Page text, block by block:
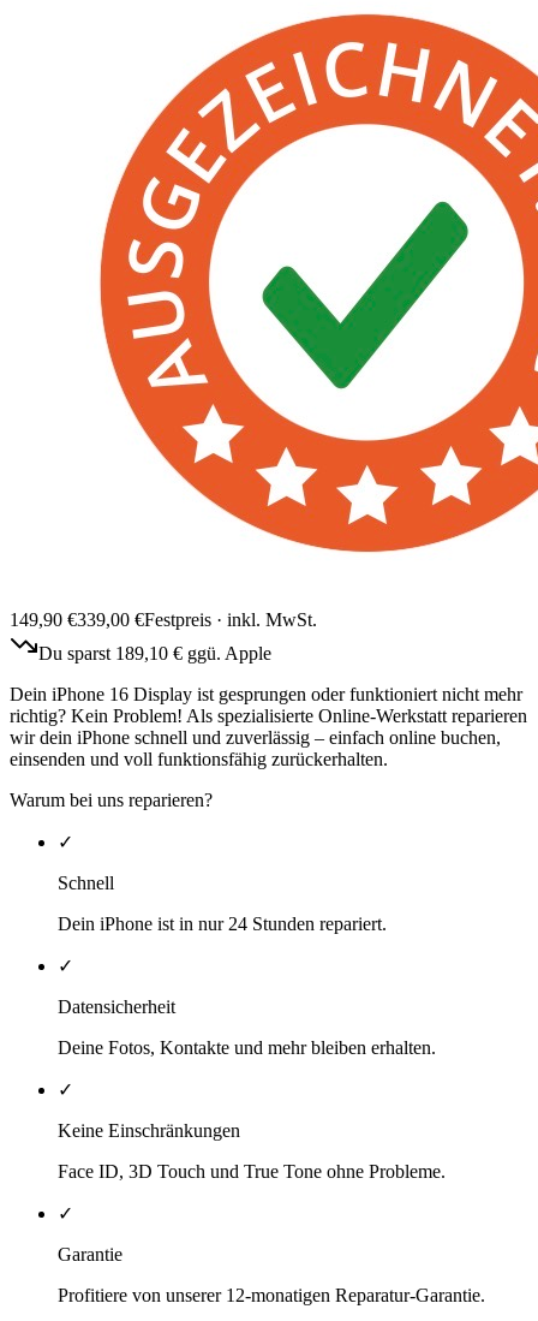
149,90 €339,00 €Festpreis · inkl. MwSt.
Du sparst 189,10 € ggü. Apple
Dein iPhone 16 Display ist gesprungen oder funktioniert nicht mehr
richtig? Kein Problem! Als spezialisierte Online-Werkstatt reparieren
wir dein iPhone schnell und zuverlässig – einfach online buchen,
einsenden und voll funktionsfähig zurückerhalten.
Warum bei uns reparieren?
✓
Schnell
Dein iPhone ist in nur 24 Stunden repariert.
✓
Datensicherheit
Deine Fotos, Kontakte und mehr bleiben erhalten.
✓
Keine Einschränkungen
Face ID, 3D Touch und True Tone ohne Probleme.
✓
Garantie
Profitiere von unserer 12-monatigen Reparatur-Garantie.